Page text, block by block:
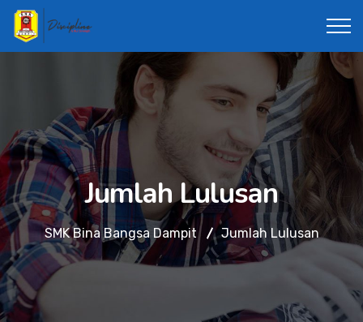
Jumlah Lulusan
SMK Bina Bangsa Dampit Jumlah Lulusan